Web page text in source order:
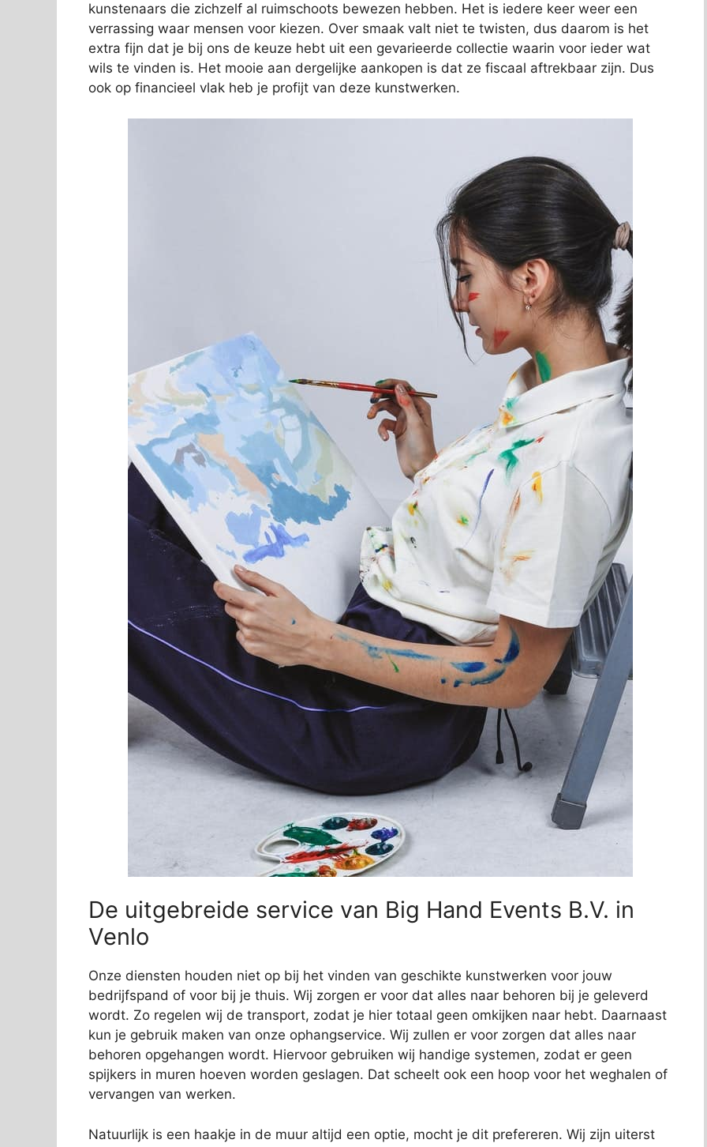
kunstenaars die zichzelf al ruimschoots bewezen hebben. Het is iedere keer weer een
verrassing waar mensen voor kiezen. Over smaak valt niet te twisten, dus daarom is het
extra fijn dat je bij ons de keuze hebt uit een gevarieerde collectie waarin voor ieder wat
wils te vinden is. Het mooie aan dergelijke aankopen is dat ze fiscaal aftrekbaar zijn. Dus
ook op financieel vlak heb je profijt van deze kunstwerken.
De uitgebreide service van Big Hand Events B.V. in
Venlo
Onze diensten houden niet op bij het vinden van geschikte kunstwerken voor jouw
bedrijfspand of voor bij je thuis. Wij zorgen er voor dat alles naar behoren bij je geleverd
wordt. Zo regelen wij de transport, zodat je hier totaal geen omkijken naar hebt. Daarnaast
kun je gebruik maken van onze ophangservice. Wij zullen er voor zorgen dat alles naar
behoren opgehangen wordt. Hiervoor gebruiken wij handige systemen, zodat er geen
spijkers in muren hoeven worden geslagen. Dat scheelt ook een hoop voor het weghalen of
vervangen van werken.
Natuurlijk is een haakje in de muur altijd een optie, mocht je dit prefereren. Wij zijn uiterst